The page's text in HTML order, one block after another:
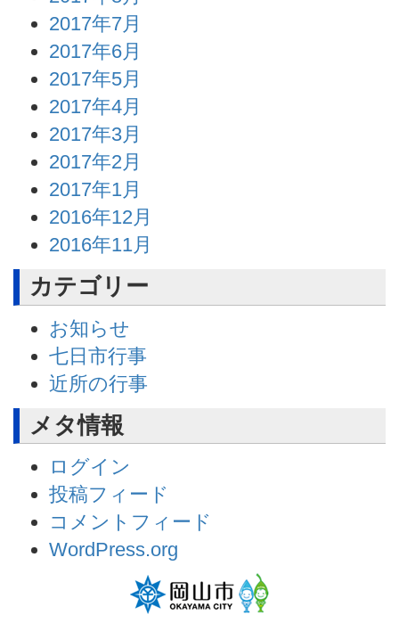
2017年7月
2017年6月
2017年5月
2017年4月
2017年3月
2017年2月
2017年1月
2016年12月
2016年11月
カテゴリー
お知らせ
七日市行事
近所の行事
メタ情報
ログイン
投稿フィード
コメントフィード
WordPress.org